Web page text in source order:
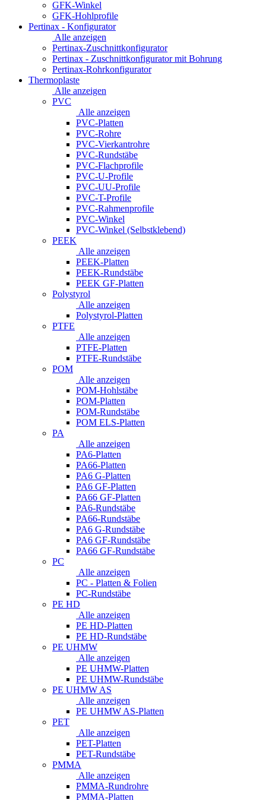
GFK-Winkel
GFK-Hohlprofile
Pertinax - Konfigurator
Alle anzeigen
Pertinax-Zuschnittkonfigurator
Pertinax - Zuschnittkonfigurator mit Bohrung
Pertinax-Rohrkonfigurator
Thermoplaste
Alle anzeigen
PVC
Alle anzeigen
PVC-Platten
PVC-Rohre
PVC-Vierkantrohre
PVC-Rundstäbe
PVC-Flachprofile
PVC-U-Profile
PVC-UU-Profile
PVC-T-Profile
PVC-Rahmenprofile
PVC-Winkel
PVC-Winkel (Selbstklebend)
PEEK
Alle anzeigen
PEEK-Platten
PEEK-Rundstäbe
PEEK GF-Platten
Polystyrol
Alle anzeigen
Polystyrol-Platten
PTFE
Alle anzeigen
PTFE-Platten
PTFE-Rundstäbe
POM
Alle anzeigen
POM-Hohlstäbe
POM-Platten
POM-Rundstäbe
POM ELS-Platten
PA
Alle anzeigen
PA6-Platten
PA66-Platten
PA6 G-Platten
PA6 GF-Platten
PA66 GF-Platten
PA6-Rundstäbe
PA66-Rundstäbe
PA6 G-Rundstäbe
PA6 GF-Rundstäbe
PA66 GF-Rundstäbe
PC
Alle anzeigen
PC - Platten & Folien
PC-Rundstäbe
PE HD
Alle anzeigen
PE HD-Platten
PE HD-Rundstäbe
PE UHMW
Alle anzeigen
PE UHMW-Platten
PE UHMW-Rundstäbe
PE UHMW AS
Alle anzeigen
PE UHMW AS-Platten
PET
Alle anzeigen
PET-Platten
PET-Rundstäbe
PMMA
Alle anzeigen
PMMA-Rundrohre
PMMA-Platten